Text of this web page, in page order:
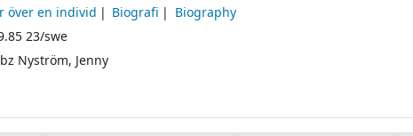
över en individ Biografi
Biography
23/swe
Nyström, Jenny